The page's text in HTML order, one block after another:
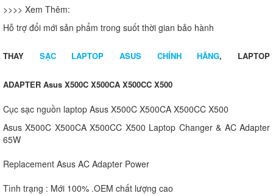
>>>> Xem Thêm:
Hỗ trợ đổi mới sản phẩm trong suốt thời gian bảo hành
THAY SẠC LAPTOP ASUS CHÍNH HÃNG, LAPTOP
ADAPTER Asus X500C X500CA X500CC X500
Cục sạc nguồn laptop Asus X500C X500CA X500CC X500
Asus X500C X500CA X500CC X500 Laptop Changer & AC Adapter
65W
Replacement Asus AC Adapter Power
Tình trạng : Mới 100% .OEM chất lượng cao